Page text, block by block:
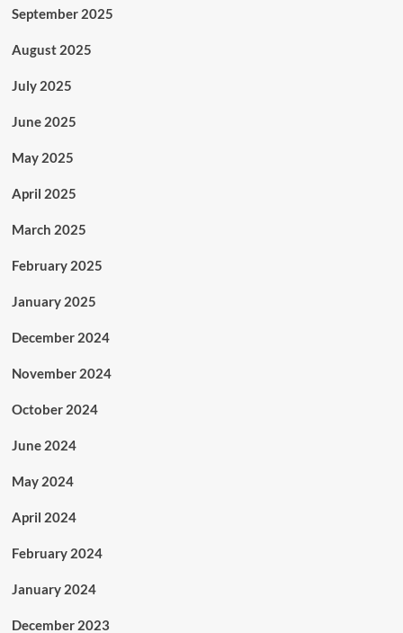
September 2025
August 2025
July 2025
June 2025
May 2025
April 2025
March 2025
February 2025
January 2025
December 2024
November 2024
October 2024
June 2024
May 2024
April 2024
February 2024
January 2024
December 2023